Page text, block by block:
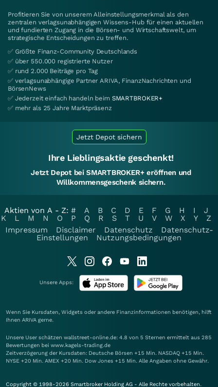
Profitieren Sie von unserem Alleinstellungsmerkmal als den
zentralen verlagsunabhängigen Wissens-Hub für einen aktuellen
und fundierten Zugang in die Börsen- und Wirtschaftswelt, um
strategische Entscheidungen zu treffen.
✅ Größte Finanz-Community Deutschlands
✅ über 550.000 registrierte Nutzer
✅ rund 2.000 Beiträge pro Tag
✅ verlagsunabhängige Partner ARIVA, FinanzNachrichten und
BörsenNews
✅ Jederzeit einfach handeln beim SMARTBROKER+
✅ mehr als 25 Jahre Marktpräsenz
Jetzt Depot sichern
Ihre Lieblingsaktie geschenkt!
Jetzt Depot bei SMARTBROKER+ eröffnen und
Willkommensgeschenk sichern.
Aktien von A - Z: # A B C D E F G H I
J
K
L M N O P Q R S T U V W X Y
Z
Impressum
Disclaimer Datenschutz
Datenschutz-
Einstellungen
Nutzungsbedingungen
Unsere Apps:
Wenn Sie Kursdaten, Widgets oder andere Finanzinformationen benötigen, hilft
Ihnen ARIVA gerne.
Unsere User schätzen wallstreet-online.de: 4.8 von 5 Sternen ermittelt aus 285
Bewertungen bei www.kagels-trading.de
Zeitverzögerung der Kursdaten: Deutsche Börsen +15 Min. NASDAQ +15 Min.
NYSE +20 Min. AMEX +20 Min. Dow Jones +15 Min. Alle Angaben ohne Gewähr.
Copyright © 1998-2026 Smartbroker Holding AG - Alle Rechte vorbehalten.